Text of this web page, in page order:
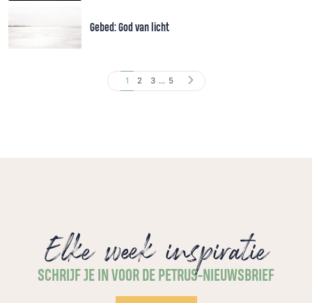
Gebed: God van licht
1 2 3 ... 5
Elke week inspiratie
SCHRIJF JE IN VOOR DE PETRUS-NIEUWSBRIEF